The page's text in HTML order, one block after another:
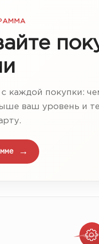
с каждой покупки:
ваш уровень и